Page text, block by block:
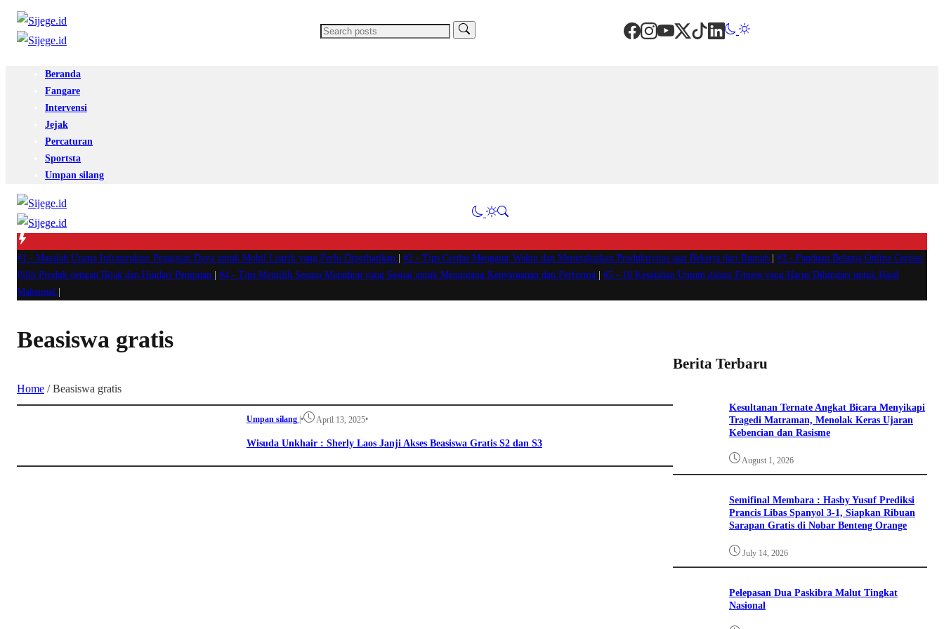
Beranda
Fangare
Intervensi
Jejak
Percaturan
Sportsta
Umpan silang
#1 - Masalah Utama Infrastruktur Pengisian Daya untuk Mobil Listrik yang Perlu Diperhatikan #2 - Tips Cerdas Mengatur Waktu dan Meningkatkan Produktivitas saat Bekerja dari Rumah #3 - Panduan Belanja Online Cerdas:
Pilih Produk dengan Bijak dan Hindari Penipuan
#4 - Tips Memilih Sepatu Marathon yang Sesuai untuk Menunjang Kenyamanan dan Performa #5 - 10 Kesalahan Umum dalam Fitness yang Harus Dihindari untuk Hasil
Maksimal
Beasiswa gratis
Home /Beasiswa gratis
Umpan silang • April 13, 2025•
Wisuda Unkhair : Sherly Laos Janji Akses Beasiswa Gratis S2 dan S3
Berita Terbaru
Kesultanan Ternate Angkat Bicara Menyikapi
Tragedi Matraman, Menolak Keras Ujaran
Kebencian dan Rasisme
August 1, 2026
Semifinal Membara : Hasby Yusuf Prediksi
Prancis Libas Spanyol 3-1, Siapkan Ribuan
Sarapan Gratis di Nobar Benteng Orange
July 14, 2026
Pelepasan Dua Paskibra Malut Tingkat
Nasional